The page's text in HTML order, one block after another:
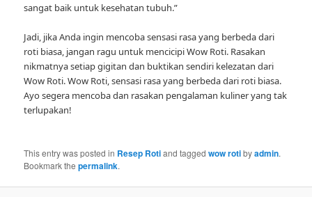
sangat baik untuk kesehatan tubuh.”
Jadi, jika Anda ingin mencoba sensasi rasa yang berbeda dari
roti biasa, jangan ragu untuk mencicipi Wow Roti. Rasakan
nikmatnya setiap gigitan dan buktikan sendiri kelezatan dari
Wow Roti. Wow Roti, sensasi rasa yang berbeda dari roti biasa.
Ayo segera mencoba dan rasakan pengalaman kuliner yang tak
terlupakan!
This entry was posted in Resep Rotiand taggedwow rotibyadmin.
Bookmark thepermalink.